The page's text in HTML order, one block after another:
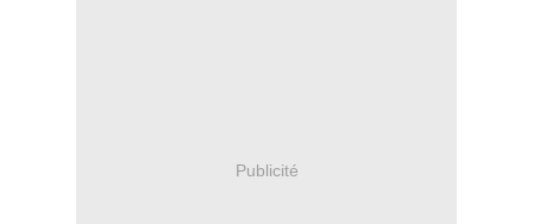
Publicité